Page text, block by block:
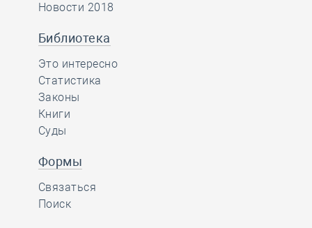
Новости 2018
Библиотека
Это интересно
Статистика
Законы
Книги
Суды
Формы
Связаться
Поиск